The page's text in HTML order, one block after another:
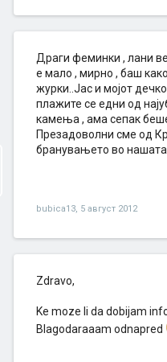
Драги феминки , лани
е мало , мирно , баш
журки..Јас и мојот
плажите се едни од
камења , ама сепак
Презадоволни сме од
бранувањето во нашата
bubica13, 5 август 2012
Zdravo,
Ke moze li da dobijam
Blagodaraaam odnapred